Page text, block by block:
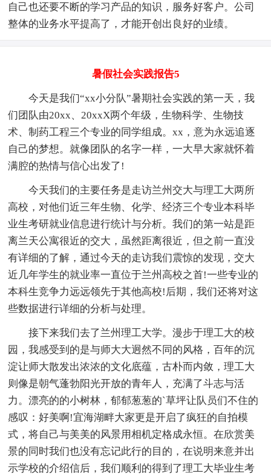
自己也还要不断的学习产品的知识，服务好客户。公司
整体的业务水平提高了，才能开创出良好的业绩。
暑假社会实践报告5
今天是我们“xx小分队”暑期社会实践的第一天，我
们团队由20xx、20xxX两个年级，生物科学、生物技
术、制药工程三个专业的同学组成。xx，意为永远追逐
自己的梦想。就像团队的名字一样，一大早大家就怀着
满腔的热情与信心出发了!
今天我们的主要任务是走访兰州交大与理工大两所
高校，对他们近三年生物、化学、经济三个专业本科毕
业生考研就业信息进行统计与分析。我们的第一站是距
离兰天公寓很近的交大，虽然距离很近，但之前一直没
有详细的了解，通过今天的走访我们震惊的发现，交大
近几年学生的就业率一直位于兰州高校之首!一些专业的
本科生竞争力远远领先于其他高校!后期，我们还将对这
些数据进行详细的分析与处理。
接下来我们去了兰州理工大学。漫步于理工大的校
园，我感受到的是与师大大迥然不同的风格，百年的沉
淀让师大散发出浓浓的文化底蕴，古朴而内敛，理工大
则像是朝气蓬勃阳光开放的青年人，充满了斗志与活
力。漂亮的的小树林，郁郁葱葱的`草坪让队员们不住的
感叹：好美啊!宜海湖畔大家更是开启了疯狂的自拍模
式，将自己与美美的风景用相机定格成永恒。在欣赏美
景的同时我们也没有忘记此行的目的，在说明来意并出
示学校的介绍信后，我们顺利的得到了理工大毕业生考